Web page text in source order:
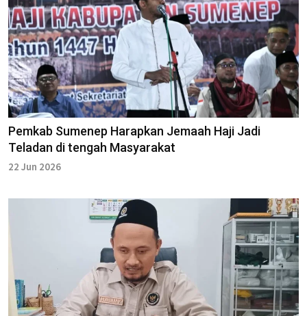
Pemkab Sumenep Harapkan Jemaah Haji Jadi
Teladan di tengah Masyarakat
22 Jun 2026